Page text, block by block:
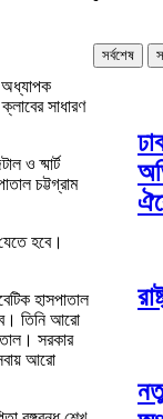
অধ্যাপক
সাধারণ
ও ষ্মার্ট
চট্টগ্রাম
হবে।
হাসপাতাল
তিনি আরো
সরকার
আরো
সর্বশেষ